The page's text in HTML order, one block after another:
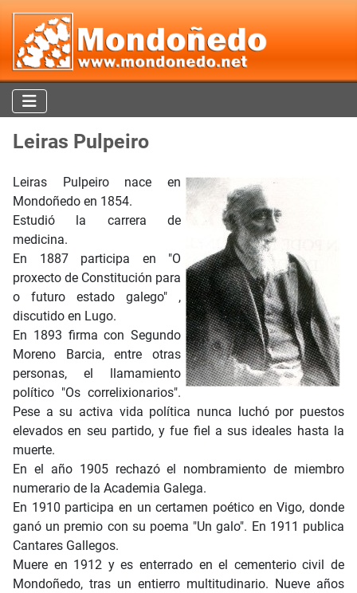
Leiras Pulpeiro
Leiras Pulpeiro nace en
Mondoñedo en 1854.
Estudió la carrera de
medicina.
En 1887 participa en "O
proxecto de Constitución para
o futuro estado galego" ,
discutido en Lugo.
En 1893 firma con Segundo
Moreno Barcia, entre otras
personas, el llamamiento
político "Os correlixionarios".
Pese a su activa vida política nunca luchó por puestos
elevados en seu partido, y fue fiel a sus ideales hasta la
muerte.
En el año 1905 rechazó el nombramiento de miembro
numerario de la Academia Galega.
En 1910 participa en un certamen poético en Vigo, donde
ganó un premio con su poema "Un galo". En 1911 publica
Cantares Gallegos.
Muere en 1912 y es enterrado en el cementerio civil de
Mondoñedo, tras un entierro multitudinario. Nueve años